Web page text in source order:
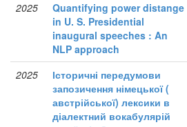
2025
Quantifying power distange
in U. S. Presidential
inaugural speeches : An
NLP approach
2025
Історичні передумови
запозичення німецької (
австрійської) лексики в
діалектний вокабулярій